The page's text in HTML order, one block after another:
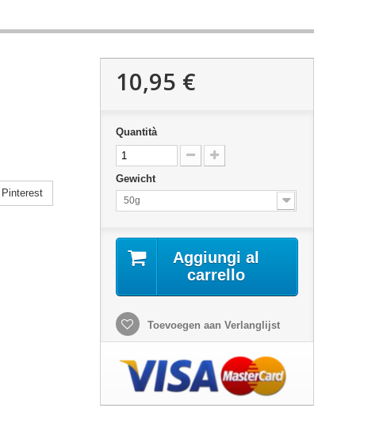
Pinterest
10,95 €
Quantità
Gewicht
50g
Aggiungi al
carrello
Toevoegen aan Verlanglijst